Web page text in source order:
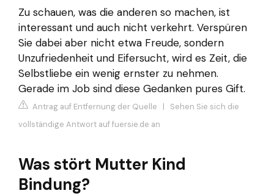
Zu schauen, was die anderen so machen, ist
interessant und auch nicht verkehrt. Verspüren
Sie dabei aber nicht etwa Freude, sondern
Unzufriedenheit und Eifersucht, wird es Zeit, die
Selbstliebe ein wenig ernster zu nehmen.
Gerade im Job sind diese Gedanken pures Gift.
Antrag auf Entfernung der Quelle | Sehen Sie sich die
vollständige Antwort auf fuersie.de an
Was stört Mutter Kind
Bindung?